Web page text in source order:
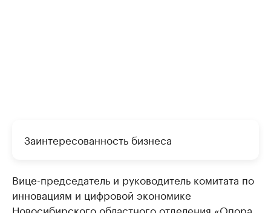
Заинтересованность бизнеса
Вице-председатель и руководитель комитата по
инновациям и цифровой экономике
Новосибирского областного отделения «Опора